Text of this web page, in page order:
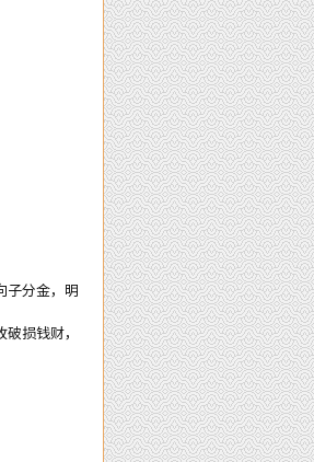
子分金，明
损钱财，